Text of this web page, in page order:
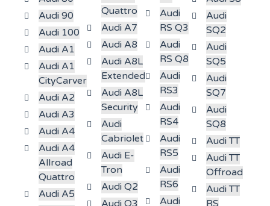
Audi 90
Audi 100
Audi A1
Audi A1
CityCarver
Audi A2
Audi A3
Audi A4
Audi A4
Allroad
Quattro
Audi A5
Quattro
Audi A7
Audi A8
Audi A8L
Extended
Audi A8L
Security
Audi
Cabriolet
Audi E-
Tron
Audi Q2
Audi Q3
Audi
RS Q3
Audi
RS Q8
Audi
RS3
Audi
RS4
Audi
RS5
Audi
RS6
Audi
Audi
SQ2
Audi
SQ5
Audi
SQ7
Audi
SQ8
Audi TT
Audi TT
Offroad
Audi TT
RS